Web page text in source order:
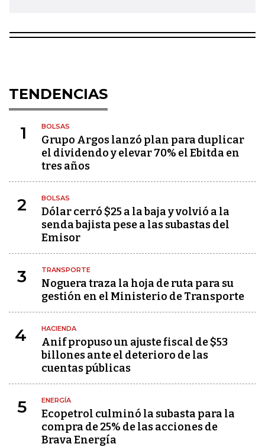
TENDENCIAS
1 BOLSAS
Grupo Argos lanzó plan para duplicar
el dividendo y elevar 70% el Ebitda en
tres años
2 BOLSAS
Dólar cerró $25 a la baja y volvió a la
senda bajista pese a las subastas del
Emisor
3 TRANSPORTE
Noguera traza la hoja de ruta para su
gestión en el Ministerio de Transporte
4 HACIENDA
Anif propuso un ajuste fiscal de $53
billones ante el deterioro de las
cuentas públicas
5 ENERGÍA
Ecopetrol culminó la subasta para la
compra de 25% de las acciones de
Brava Energía